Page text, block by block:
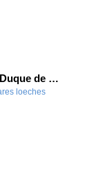
Ready, Steady, Go. Conde Duque de Olivares
loeches-